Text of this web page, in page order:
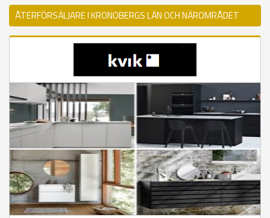
ÅTERFÖRSÄLJARE I KRONOBERGS LÄN OCH NÄROMRÅDET